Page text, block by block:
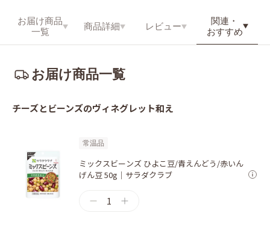
お届け商品
一覧
商品詳細 レビュー
関連・
おすすめ
お届け商品一覧
チーズとビーンズのヴィネグレット和え
常温品
ミックスビーンズ ひよこ豆/青えんどう/赤いん
げん豆 50g｜サラダクラブ
1